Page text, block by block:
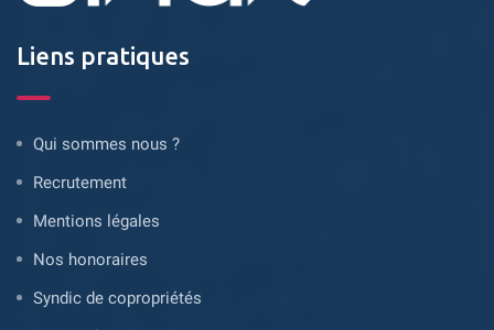
Liens pratiques
Qui sommes nous ?
Recrutement
Mentions légales
Nos honoraires
Syndic de copropriétés